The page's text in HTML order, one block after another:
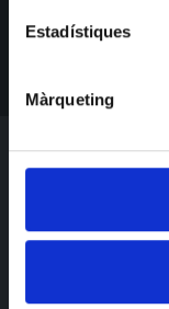
Estadístiques
Màrqueting